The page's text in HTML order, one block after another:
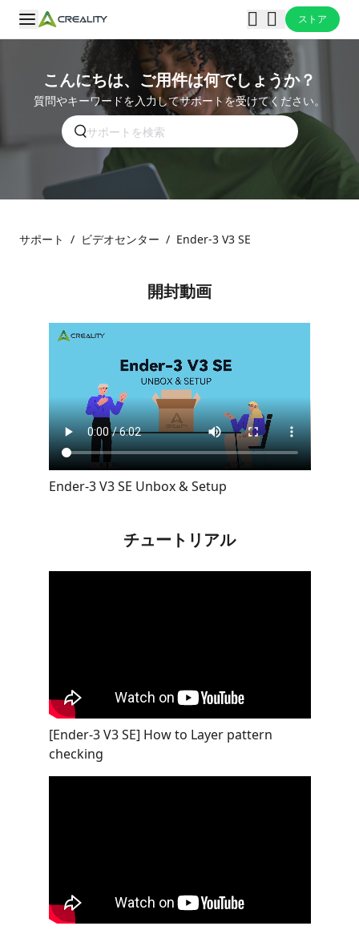
ストア
こんにちは、ご用件は何でしょうか？
質問やキーワードを入力してサポートを受けてください。
サポート / ビデオセンター / Ender-3 V3 SE
開封動画
Ender-3 V3 SE Unbox & Setup
チュートリアル
[Ender-3 V3 SE] How to Layer pattern
checking